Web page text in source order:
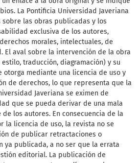
La Pontificia Universidad Javeriana
las obras publicadas y los
exclusiva de los autores,
morales, intelectuales, de
El aval sobre la intervención de la obra
traducción, diagramación) y su
otorga mediante una licencia de uso y
de derechos, lo que representa que la
Javeriana se eximen de
que se pueda derivar de una mala
los autores. En consecuencia de la
la licencia de uso, la revista no se
de publicar retractaciones o
ya publicada, a no ser que la errata
editorial. La publicación de